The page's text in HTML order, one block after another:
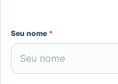
Seu nome *